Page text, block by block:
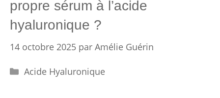
propre sérum à l’acide
hyaluronique ?
14 octobre 2025 par Amélie Guérin
Catégories
Acide Hyaluronique